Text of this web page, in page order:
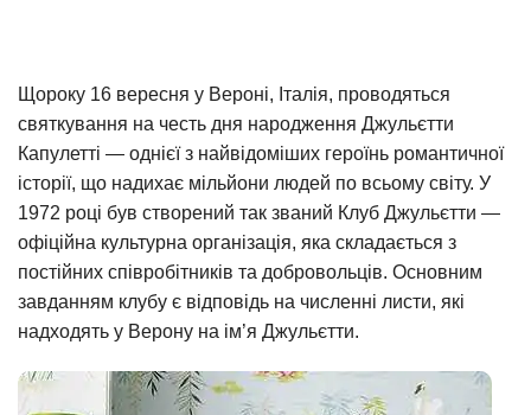
Щороку 16 вересня у Вероні, Італія, проводяться
святкування на честь дня народження Джульєтти
Капулетті — однієї з найвідоміших героїнь романтичної
історії, що надихає мільйони людей по всьому світу. У
1972 році був створений так званий Клуб Джульєтти —
офіційна культурна організація, яка складається з
постійних співробітників та добровольців. Основним
завданням клубу є відповідь на численні листи, які
надходять у Верону на ім’я Джульєтти.